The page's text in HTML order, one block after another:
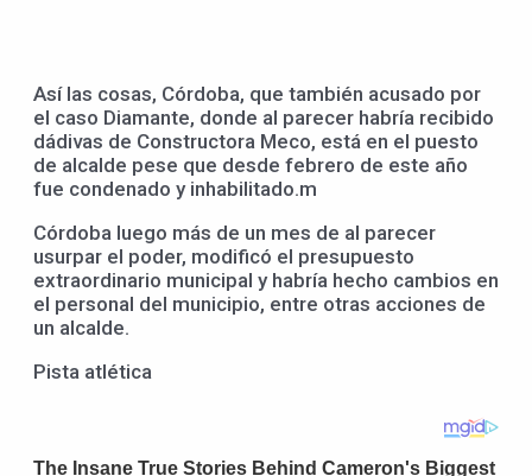
Así las cosas, Córdoba, que también acusado por
el caso Diamante, donde al parecer habría recibido
dádivas de Constructora Meco, está en el puesto
de alcalde pese que desde febrero de este año
fue condenado y inhabilitado.m
Córdoba luego más de un mes de al parecer
usurpar el poder, modificó el presupuesto
extraordinario municipal y habría hecho cambios en
el personal del municipio, entre otras acciones de
un alcalde.
Pista atlética